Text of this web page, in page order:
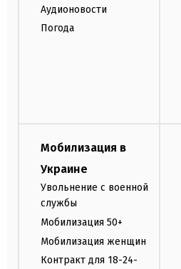
Аудионовости
Погода
Мобилизация в
Украине
Увольнение с военной
службы
Мобилизация 50+
Мобилизация женщин
Контракт для 18-24-